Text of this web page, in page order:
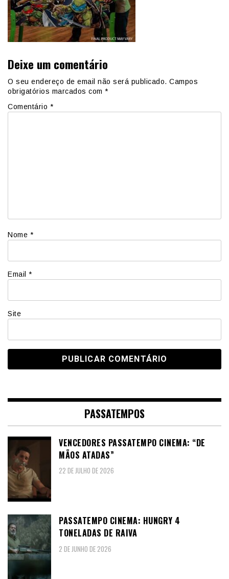
Deixe um comentário
O seu endereço de email não será publicado. Campos
obrigatórios marcados com *
Comentário *
Nome *
Email *
Site
PASSATEMPOS
VENCEDORES PASSATEMPO CINEMA: “DE
MÃOS ATADAS”
22 DE JULHO DE 2026
PASSATEMPO CINEMA: HUNGRY 4
TONELADAS DE RAIVA
2 DE JUNHO DE 2026